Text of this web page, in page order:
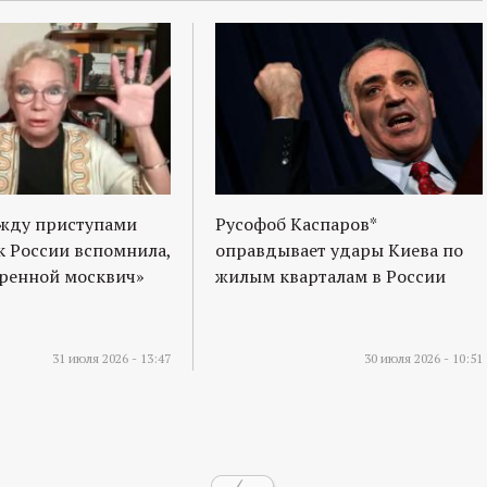
приступами
России вспомнила,
москвич»
31 июля 2026 - 13:47
Русофоб Каспаров*
оправдывает удары Киева по
жилым кварталам в России
30 июля 2026 - 10:51